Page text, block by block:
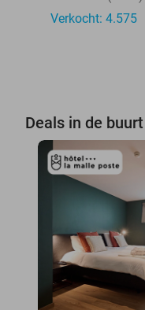
Verkocht: 4.575
Deals in de